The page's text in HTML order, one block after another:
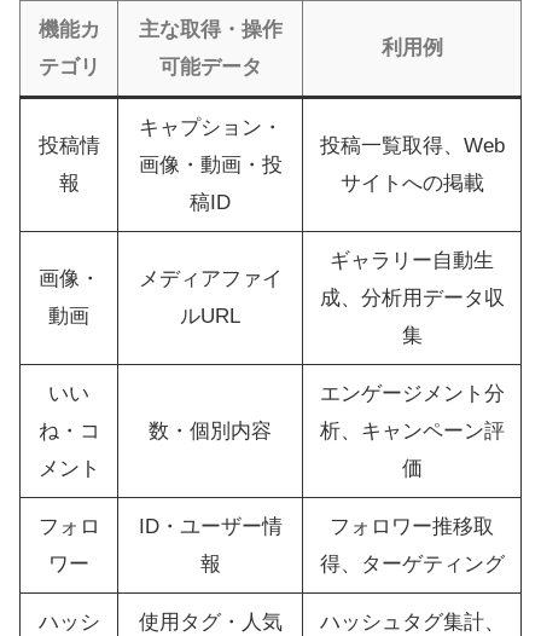
機能カ
テゴリ
主な取得・操作
可能データ
利用例
投稿情
報
キャプション・
画像・動画・投
稿ID
投稿一覧取得、Web
サイトへの掲載
画像・
動画
メディアファイ
ルURL
ギャラリー自動生
成、分析用データ収
集
いい
ね・コ
メント
数・個別内容
エンゲージメント分
析、キャンペーン評
価
フォロ
ワー
ID・ユーザー情
報
フォロワー推移取
得、ターゲティング
ハッシ
使用タグ・人気
ハッシュタグ集計、